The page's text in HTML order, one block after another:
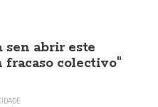
sen abrir este
fracaso colectivo"